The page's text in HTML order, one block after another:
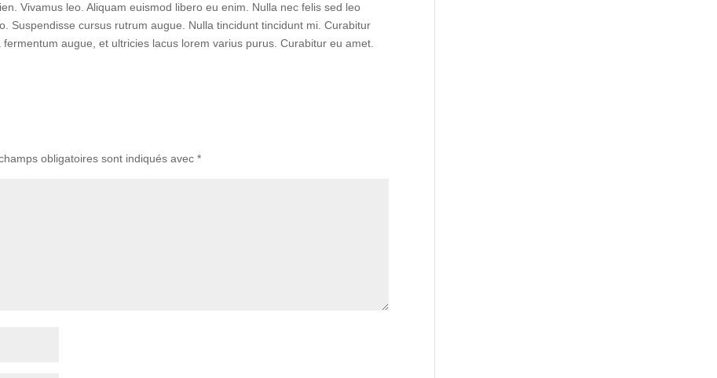
Vivamus leo. Aliquam euismod libero eu enim. Nulla nec felis sed leo
Suspendisse cursus rutrum augue. Nulla tincidunt tincidunt mi. Curabitur
augue, et ultricies lacus lorem varius purus. Curabitur eu amet.
obligatoires sont indiqués avec*